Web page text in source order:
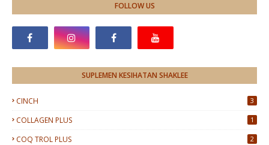
FOLLOW US
SUPLEMEN KESIHATAN SHAKLEE
CINCH 3
COLLAGEN PLUS 1
COQ TROL PLUS 2